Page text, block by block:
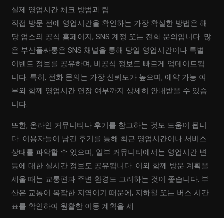
실제 영업시간 체크 방법과 팁
직접 방문 전에 영업시간을 확인하는 가장 확실한 방법은 해
당 업소의 공식 홈페이지, SNS 계정 또는 전화 문의입니다. 많
은 부산풀싸롱은 SNS 채널을 통해 당일 영업시간이나 특별
이벤트 정보를 공유하며, 비공식 정보도 빠르게 업데이트됩
니다. 특히, 전화 문의는 가장 신뢰도가 높으며, 예약 가능 여
부와 함께 영업시간 연장 여부까지 상세히 안내받을 수 있습
니다.
또한, 온라인 커뮤니티나 후기를 참고하는 것도 도움이 됩니
다. 이용자들이 남긴 후기를 통해 최근 영업시간이나 서비스
상태를 파악할 수 있으며, 일부 커뮤니티에서는 영업시간 변
동에 대한 실시간 정보도 공유됩니다. 이와 함께 방문 계획을
세울 때는 교통편과 주변 환경도 고려하는 것이 좋습니다. 부
산은 교통이 복잡한 지역이기 때문에, 지하철 또는 버스 시간
표를 확인하여 원활한 이동 계획을 세